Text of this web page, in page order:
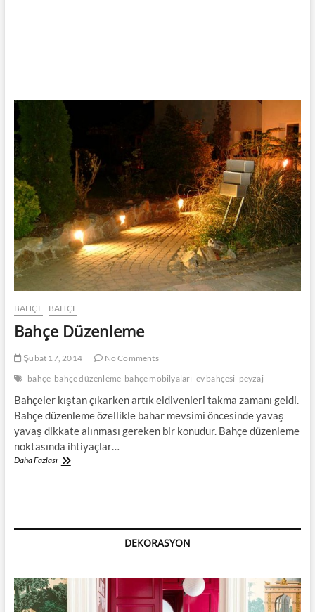
BAHÇE BAHÇE
Bahçe Düzenleme
Şubat 17, 2014
No Comments
bahçe bahçe düzenleme bahçe mobilyaları ev bahçesi peyzaj
Bahçeler kıştan çıkarken artık eldivenleri takma zamanı geldi.
Bahçe düzenleme özellikle bahar mevsimi öncesinde yavaş
yavaş dikkate alınması gereken bir konudur. Bahçe düzenleme
noktasında ihtiyaçlar…
Daha FazlasıBahçe
DEKORASYON